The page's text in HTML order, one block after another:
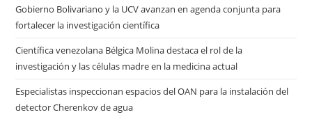
Gobierno Bolivariano y la UCV avanzan en agenda conjunta para
fortalecer la investigación científica
Científica venezolana Bélgica Molina destaca el rol de la
investigación y las células madre en la medicina actual
Especialistas inspeccionan espacios del OAN para la instalación del
detector Cherenkov de agua